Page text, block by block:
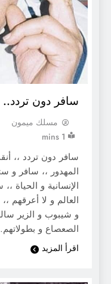
سافر دون
مسلك ميمون
1 mins
سافر دون تردد ،،
المهدور ،، سافر و
الإنسانية و
العالم و لا أعرقهم
و شيبوب و الزير
الصعصاع و
اقرأ المزيد